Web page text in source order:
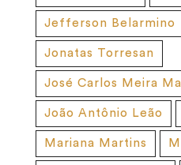
Jefferson Belarmino
Jonatas Torresan
José Carlos Meira
João Antônio Leão
Mariana Martins